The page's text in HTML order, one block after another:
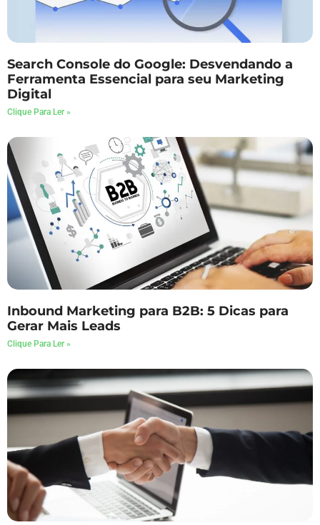
Search Console do Google: Desvendando a
Ferramenta Essencial para seu Marketing
Digital
Clique Para Ler »
Inbound Marketing para B2B: 5 Dicas para
Gerar Mais Leads
Clique Para Ler »